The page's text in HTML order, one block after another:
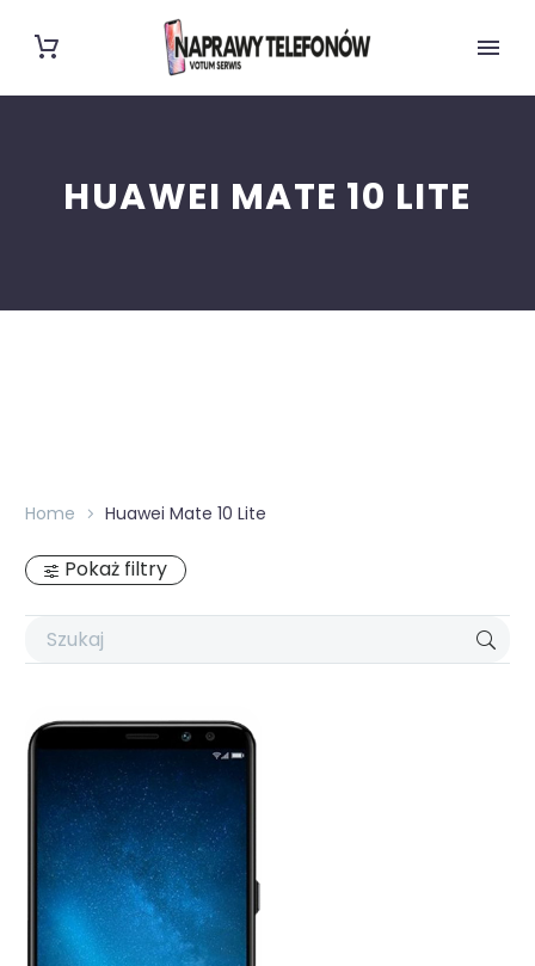
HUAWEI MATE 10 LITE
Home Huawei Mate 10 Lite
Pokaż filtry